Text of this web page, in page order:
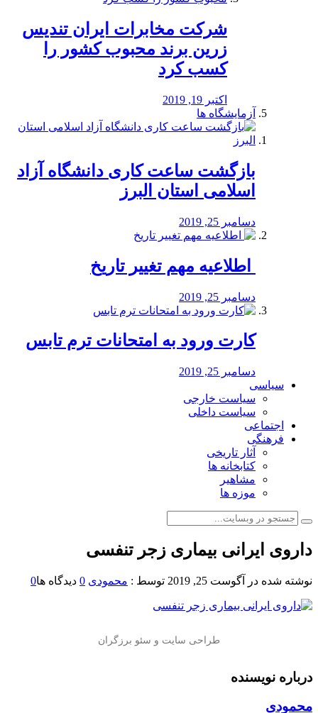
شرکت مخابرات ایران تندیس
زرین برند محبوب کشور را
کسب کرد
اکتبر 19, 2019
آزمایشگاه ها
بازگشت ساعت کاری دانشگاه آزاد
اسلامی استان البرز
دسامبر 25, 2019
️ اطلاعیه مهم تغییر تاریخ
دسامبر 25, 2019
کارت ورود به امتحانات ترم تابس
دسامبر 25, 2019
سیاسی
سیاست خارجی
سیاست داخلی
اجتماعی
فرهنگی
آثار تاریخی
کتابخانه ها
مشاهیر
موزه ها
داروی ایرانی بیماری زجر تنفسی
نوشته شده در آگوست 25, 2019 توسط : محمودی 0 دیدگاه ها0
درباره نویسنده
محمودی